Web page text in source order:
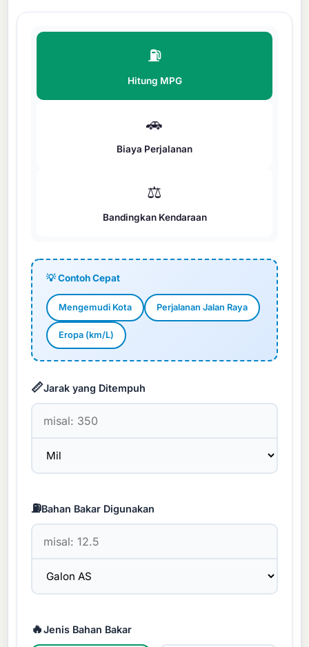
⛽
Hitung MPG
🚗
Biaya Perjalanan
⚖️
Bandingkan Kendaraan
💡 Contoh Cepat
Mengemudi Kota Perjalanan Jalan Raya
Eropa (km/L)
📏Jarak yang Ditempuh
⛽Bahan Bakar Digunakan
🔥Jenis Bahan Bakar